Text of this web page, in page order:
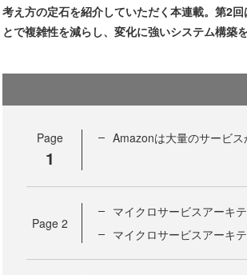
考え方の定石を紹介していただく本連載。第2
とで複雑性を減らし、変化に強いシステム構築
Page
1
Amazonは大量のサービ
Page 2
マイクロサービスアーキ
マイクロサービスアーキ